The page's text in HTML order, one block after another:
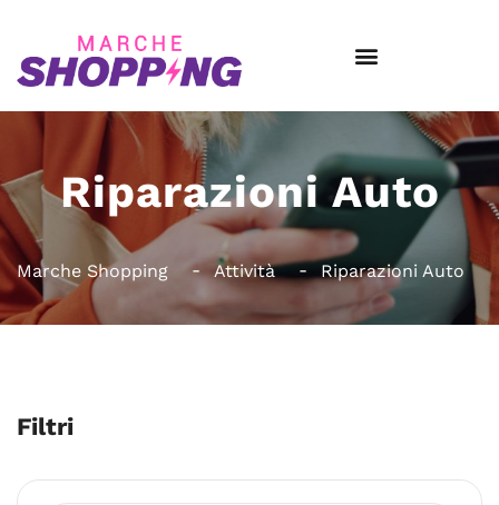
Riparazioni Auto
Marche Shopping Attività Riparazioni Auto
Filtri